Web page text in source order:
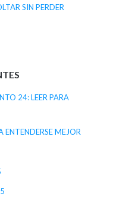
SIN PERDER
24: LEER PARA
ENTENDERSE MEJOR